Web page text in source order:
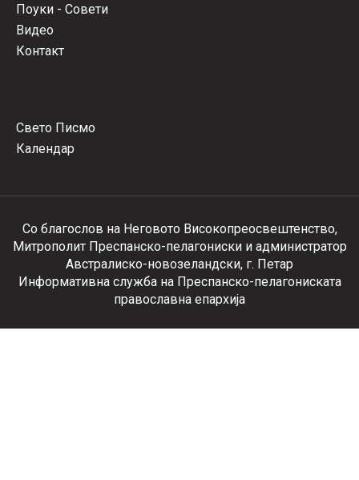
Поуки - Совети
Видео
Контакт
Свето Писмо
Календар
Со благослов на Неговото Високопреосвештенство,
Митрополит Преспанско-пелагониски и администратор
Австралиско-новозеландски, г. Петар
Информативна служба на Преспанско-пелагониската
православна епархија